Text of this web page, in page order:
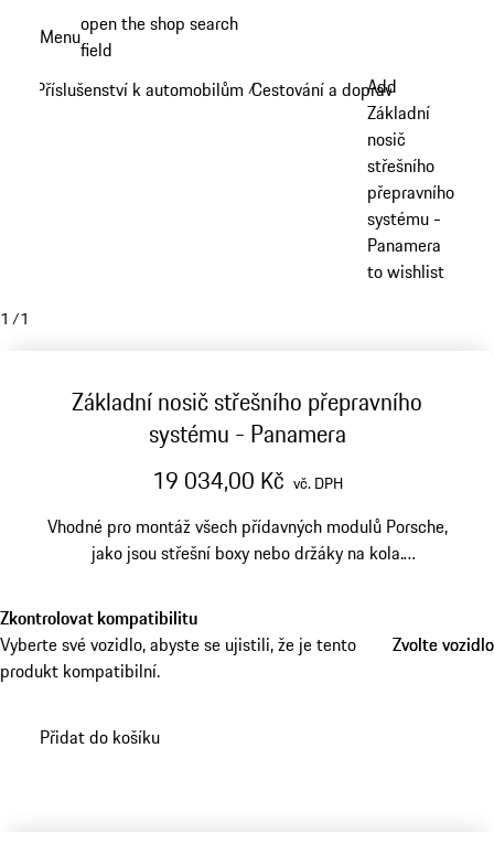
obsahu
Menuopen the shop search
field
Příslušenství k automobilům /Cestování a doprava
Add
Základní
nosič
střešního
přepravního
systému -
Panamera
to wishlist
1 /1
Základní nosič střešního přepravního
systému - Panamera
19 034,00 Kč vč. DPH
Vhodné pro montáž všech přídavných modulů Porsche,
jako jsou střešní boxy nebo držáky na kola.
ukotveny v postranních střešních drážkách.
Zkontrolovat kompatibilitu
Vyberte své vozidlo, abyste se ujistili, že je tento
produkt kompatibilní.
Zvolte vozidlo
Zvolte vozidlo
Přidat do košíku